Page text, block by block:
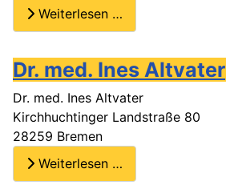
Weiterlesen …
Dr. med. Ines Altvater
Dr. med. Ines Altvater
Kirchhuchtinger Landstraße 80
28259 Bremen
Weiterlesen …